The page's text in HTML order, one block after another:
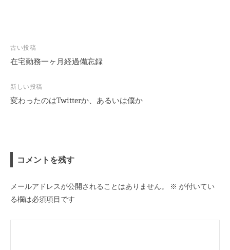
投
稿
ビ
ゲ
ン
古い投稿
在宅勤務一ヶ月経過備忘録
新しい投稿
変わったのはTwitterか、あるいは僕か
コメントを残す
メールアドレスが公開されることはありません。 ※ が付いてい
る欄は必須項目です